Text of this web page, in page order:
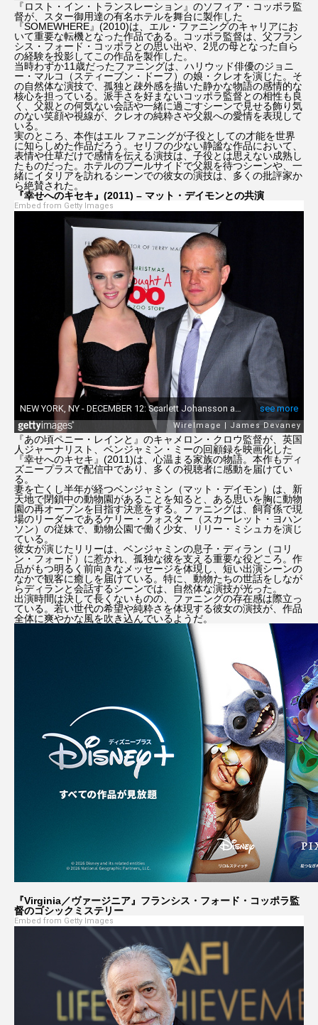
『ロスト・イン・トランスレーション』のソフィア・コッポラ監
督が、スター御用達の有名ホテルを舞台に製作した
『SOMEWHERE』(2010)は、エル・ファニングのキャリアにお
いて重要な転機となった作品である。コッポラ監督は、父フラン
シス・フォード・コッポラとの思い出や、2児の母となった自ら
の経験を投影してこの作品を製作した。
当時わずか11歳だったファニングは、ハリウッド俳優のジョニ
ー・マルコ（スティーブン・ドーフ）の娘・クレオを演じた。そ
の自然体な演技で、孤独と疎外感を描いた静かな物語の感情的な
核心を担っている。派手さを好まないコッポラ監督との相性も良
く、父親との何気ない会話や一緒に過ごすシーンで見せる飾り気
のない笑顔や視線が、クレオの純粋さや父親への愛情を表現して
いる。
実のところ、本作はエル ファニングが子役としての才能を世界
に知らしめた作品だろう。セリフの少ない静謐な作品において、
表情や仕草だけで感情を伝える演技は、子役とは思えない成熟し
たものだった。ホテルのプールサイドで父親を待つシーンや、一
緒にイタリアを訪れるシーンでの彼女の演技は、多くの批評家か
ら絶賛された。
『幸せへのキセキ』(2011) – マット・デイモンとの共演
Embed from Getty Images
『あの頃ペニー・レインと』のキャメロン・クロウ監督が、英国
人ジャーナリスト、ベンジャミン・ミーの回顧録を映画化した
『幸せへのキセキ』(2011)は、心温まる家族の物語。本作もディ
ズニープラスで配信中であり、多くの視聴者に感動を届けてい
る。
妻を亡くし半年が経つベンジャミン（マット・デイモン）は、新
天地で閉鎖中の動物園があることを知ると、ある思いを胸に動物
園の再オープンを目指す決意をする。ファニングは、飼育係で現
場のリーダーであるケリー・フォスター（スカーレット・ヨハン
ソン）の従妹で、動物公園で働く少女、リリー・ミシュカを演じ
ている。
彼女が演じたリリーは、ベンジャミンの息子・ディラン（コリ
ン・フォード）に惹かれ、孤独な彼を支える重要な役どころ。作
品がもつ明るく前向きなメッセージを体現し、短い出演シーンの
なかで観客に癒しを届けている。特に、動物たちの世話をしなが
らディランと会話するシーンでは、自然体な演技が光った。
出演時間は決して長くないものの、ファニングの存在感は際立っ
ている。若い世代の希望や純粋さを体現する彼女の演技が、作品
全体に爽やかな風を吹き込んでいるようだ。
『Virginia／ヴァージニア』フランシス・フォード・コッポラ監
督のゴシックミステリー
Embed from Getty Images